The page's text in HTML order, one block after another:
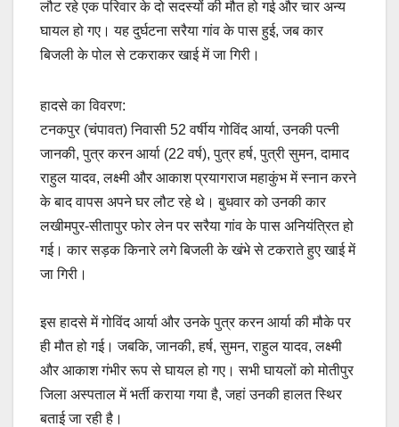
e
b
o
k
s
A
y
Li
e
लौट रहे एक परिवार के दो सदस्यों की मौत हो गई और चार अन्य
घायल हो गए। यह दुर्घटना सरैया गांव के पास हुई, जब कार
बिजली के पोल से टकराकर खाई में जा गिरी।
हादसे का विवरण:
टनकपुर (चंपावत) निवासी 52 वर्षीय गोविंद आर्या, उनकी पत्नी
जानकी, पुत्र करन आर्या (22 वर्ष), पुत्र हर्ष, पुत्री सुमन, दामाद
राहुल यादव, लक्ष्मी और आकाश प्रयागराज महाकुंभ में स्नान करने
के बाद वापस अपने घर लौट रहे थे। बुधवार को उनकी कार
लखीमपुर-सीतापुर फोर लेन पर सरैया गांव के पास अनियंत्रित हो
गई। कार सड़क किनारे लगे बिजली के खंभे से टकराते हुए खाई में
जा गिरी।
इस हादसे में गोविंद आर्या और उनके पुत्र करन आर्या की मौके पर
ही मौत हो गई। जबकि, जानकी, हर्ष, सुमन, राहुल यादव, लक्ष्मी
और आकाश गंभीर रूप से घायल हो गए। सभी घायलों को मोतीपुर
जिला अस्पताल में भर्ती कराया गया है, जहां उनकी हालत स्थिर
बताई जा रही है।